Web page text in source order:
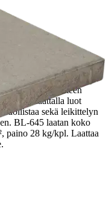
laatan suorakaiteen
sileällä laattalla luot
sekä leikittelyn
BL-645 laatan koko
paino 28 kg/kpl. Laattaa